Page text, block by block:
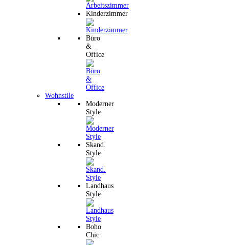
Kinderzimmer
Büro
&
Office
Wohnstile
Moderner
Style
Skand.
Style
Landhaus
Style
Boho
Chic